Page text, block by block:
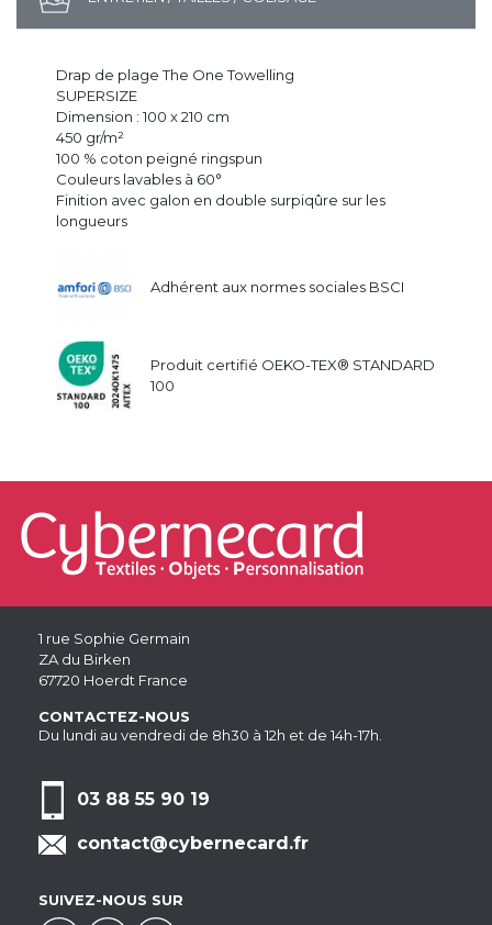
Drap de plage The One Towelling
SUPERSIZE
Dimension : 100 x 210 cm
450 gr/m²
100 % coton peigné ringspun
Couleurs lavables à 60°
Finition avec galon en double surpiqûre sur les
longueurs
Adhérent aux normes sociales BSCI
Produit certifié OEKO-TEX® STANDARD
100
1 rue Sophie Germain
ZA du Birken
67720 Hoerdt France
CONTACTEZ-NOUS
Du lundi au vendredi de 8h30 à 12h et de 14h-17h.
03 88 55 90 19
contact@cybernecard.fr
SUIVEZ-NOUS SUR